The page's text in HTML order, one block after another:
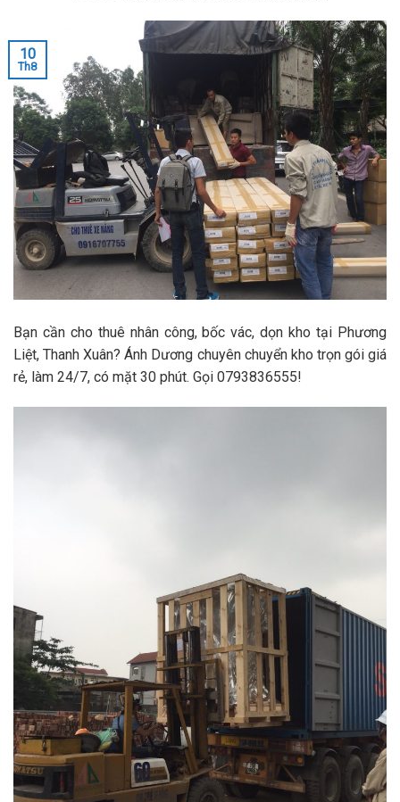
10
Th8
Bạn cần cho thuê nhân công, bốc vác, dọn kho tại Phương
Liệt, Thanh Xuân? Ánh Dương chuyên chuyển kho trọn gói giá
rẻ, làm 24/7, có mặt 30 phút. Gọi 0793836555!